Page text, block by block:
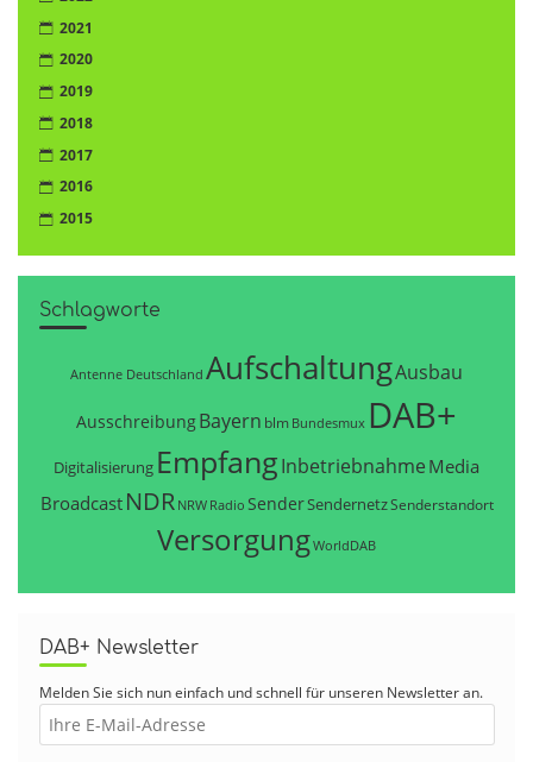
2021
2020
2019
2018
2017
2016
2015
Schlagworte
Antenne Deutschland AufschaltungAusbau
AusschreibungBayern blm Bundesmux DAB+
Digitalisierung EmpfangInbetriebnahme Media
Broadcast NDR NRW Radio SenderSendernetzSenderstandort
VersorgungWorldDAB
DAB+ Newsletter
Melden Sie sich nun einfach und schnell für unseren Newsletter an.